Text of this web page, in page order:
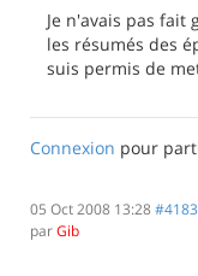
Je n'avais pas fait
les résumés des
suis permis de
Connexion pour
05 Oct 2008 13:28
parGib